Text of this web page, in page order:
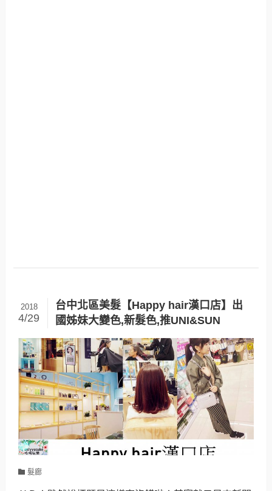
台中北區美髮【Happy hair漢口店】出
國姊妹大變色,新髮色,推UNI&SUN
2018
4/29
髮廊